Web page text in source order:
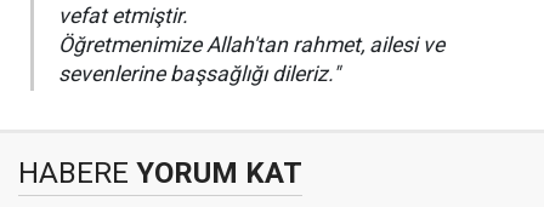
vefat etmiştir.
Öğretmenimize Allah'tan rahmet, ailesi ve
sevenlerine başsağlığı dileriz."
HABERE YORUM KAT